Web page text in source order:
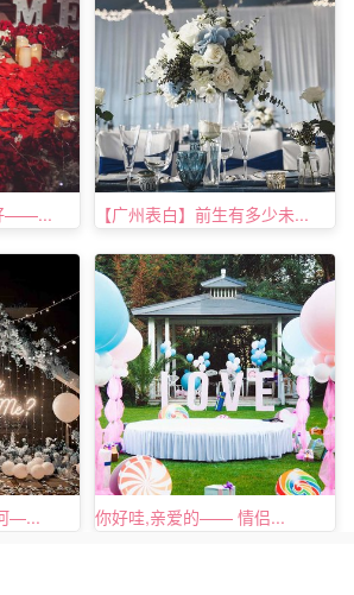
讨厌的厨房的那面深灰色的墙被粉刷
后来我才知道，是我男朋友特意让我
，空出时间让他把墙刷完。现在，我只
这面墙，这就是他对我的爱！”------
那天经历的浪漫的事
——... 【广州表白】前生有多少未...
—... 你好哇,亲爱的—— 情侣...